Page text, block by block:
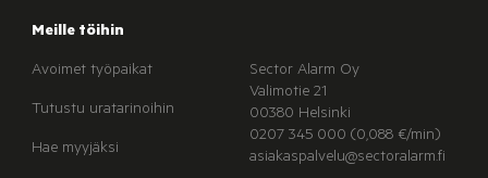
Meille töihin
Avoimet työpaikat
Tutustu uratarinoihin
Hae myyjäksi
Sector Alarm Oy
Valimotie 21
00380 Helsinki
0207 345 000 (0,088 €/min)
asiakaspalvelu@sectoralarm.fi